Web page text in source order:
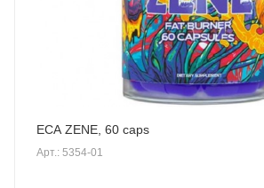
ECA ZENE, 60 caps
Арт.: 5354-01